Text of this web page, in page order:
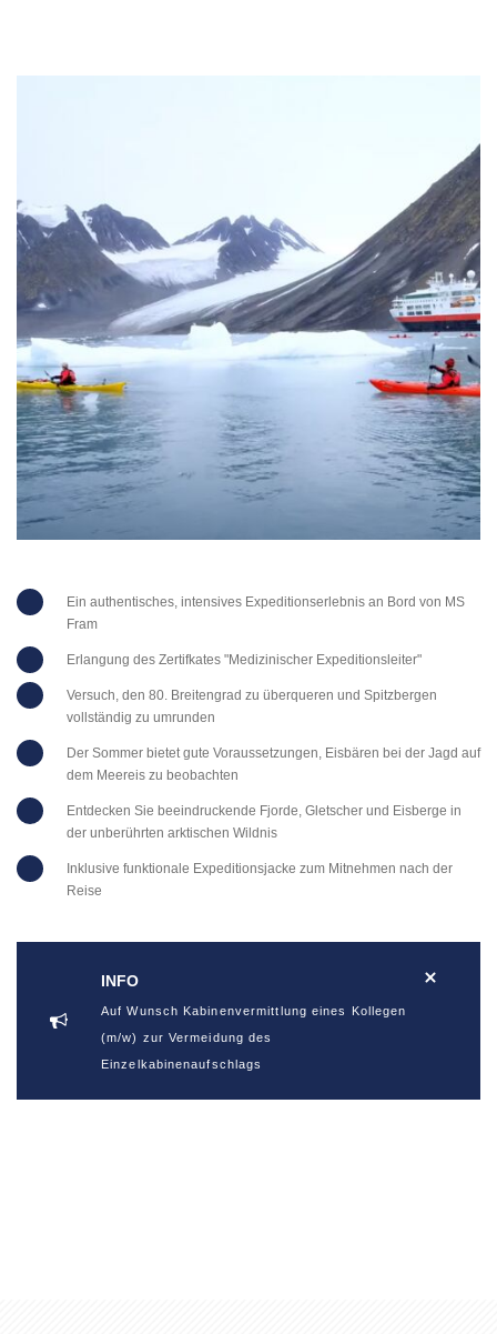
Ein authentisches, intensives Expeditionserlebnis an Bord von MS
Fram
Erlangung des Zertifkates "Medizinischer Expeditionsleiter"
Versuch, den 80. Breitengrad zu überqueren und Spitzbergen
vollständig zu umrunden
Der Sommer bietet gute Voraussetzungen, Eisbären bei der Jagd auf
dem Meereis zu beobachten
Entdecken Sie beeindruckende Fjorde, Gletscher und Eisberge in
der unberührten arktischen Wildnis
Inklusive funktionale Expeditionsjacke zum Mitnehmen nach der
Reise
INFO
Auf Wunsch Kabinenvermittlung eines Kollegen
(m/w) zur Vermeidung des
Einzelkabinenaufschlags